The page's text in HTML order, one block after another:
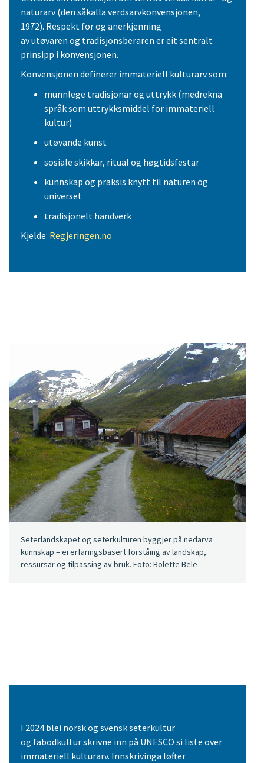
naturarv (den såkalla verdsarvkonvensjonen,
1972). Respekt for og anerkjenning
av utøvaren og tradisjonsberaren er eit sentralt
prinsipp i konvensjonen.
Konvensjonen definerer immateriell kulturarv som:
munnlege tradisjonar og uttrykk (medrekna
språk som uttrykksmiddel for immateriell
kultur)
utøvande kunst
sosiale skikkar, ritual og høgtidsfestar
kunnskap og praksis knytt til naturen og
universet
tradisjonelt handverk
Kjelde: Regjeringen.no
Seterlandskapet og seterkulturen byggjer på nedarva
kunnskap – ei erfaringsbasert forståing av landskap,
ressursar og tilpassing av bruk. Foto: Bolette Bele
I 2024 blei norsk og svensk seterkultur
og fäbodkultur skrivne inn på UNESCO si liste over
immateriell kulturarv. Innskrivinga løfter